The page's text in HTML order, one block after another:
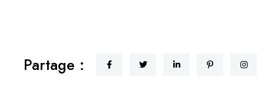
Partage :